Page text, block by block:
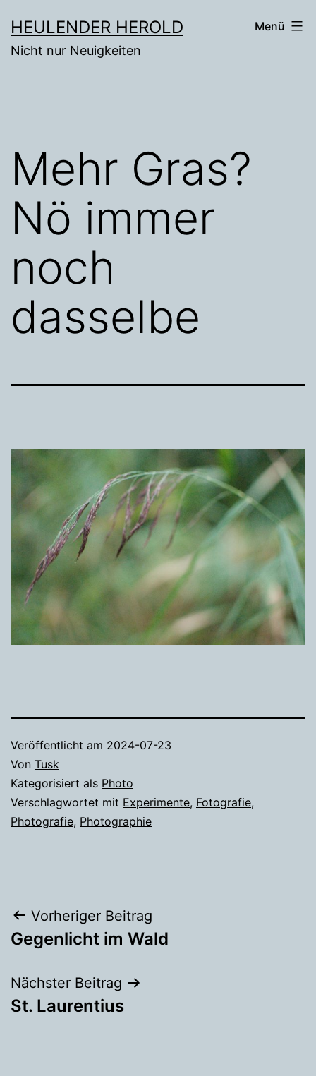
Inhalt
springen
HEULENDER HEROLD
Nicht nur Neuigkeiten
Menü
Mehr Gras?
Nö immer
noch
dasselbe
Veröffentlicht am 2024-07-23
Von Tusk
Kategorisiert als Photo
Verschlagwortet mit Experimente, Fotografie,
Photografie, Photographie
Beitragsnavigation
Vorheriger Beitrag
Gegenlicht im Wald
Nächster Beitrag
St. Laurentius